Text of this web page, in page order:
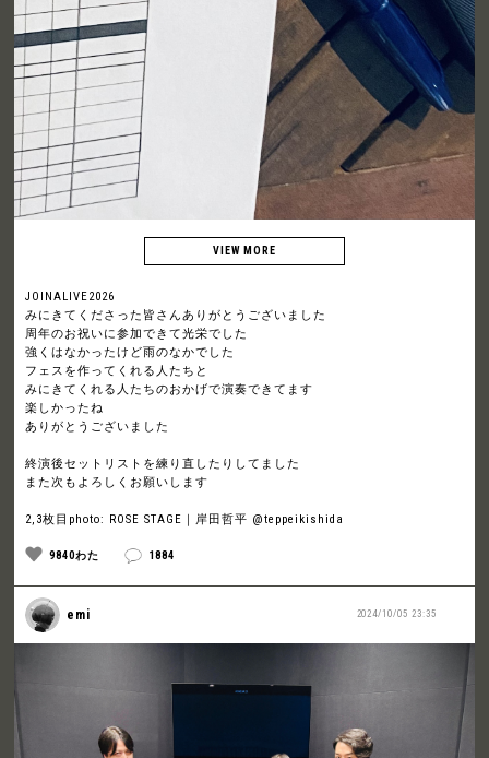
JOINALIVE2026
みにきてくださった皆さんありがとうございました
周年のお祝いに参加できて光栄でした
強くはなかったけど雨のなかでした
フェスを作ってくれる人たちと
みにきてくれる人たちのおかげで演奏できてます
楽しかったね
ありがとうございました
終演後セットリストを練り直したりしてました
また次もよろしくお願いします
2,3枚目photo: ROSE STAGE｜岸田哲平 @teppeikishida
9840わた 1884
2024/10/05 23:35
emi